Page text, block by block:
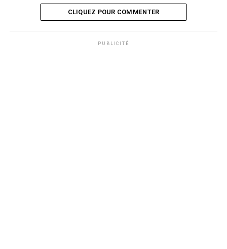
CLIQUEZ POUR COMMENTER
PUBLICITÉ